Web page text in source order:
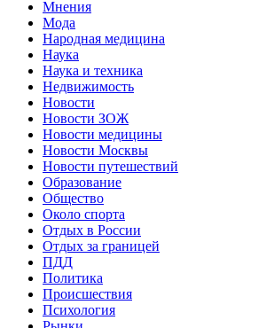
Мнения
Мода
Народная медицина
Наука
Наука и техника
Недвижимость
Новости
Новости ЗОЖ
Новости медицины
Новости Москвы
Новости путешествий
Образование
Общество
Около спорта
Отдых в России
Отдых за границей
ПДД
Политика
Происшествия
Психология